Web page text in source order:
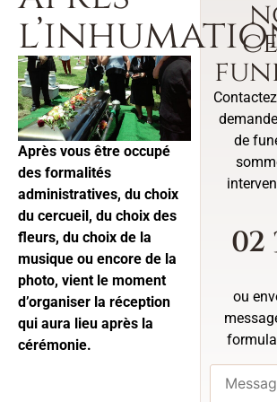
Après vous être occupé
des formalités
administratives, du choix
du cercueil, du choix des
fleurs, du choix de la
musique ou encore de la
photo, vient le moment
d’organiser la réception
qui aura lieu après la
cérémonie.
de
02
ou